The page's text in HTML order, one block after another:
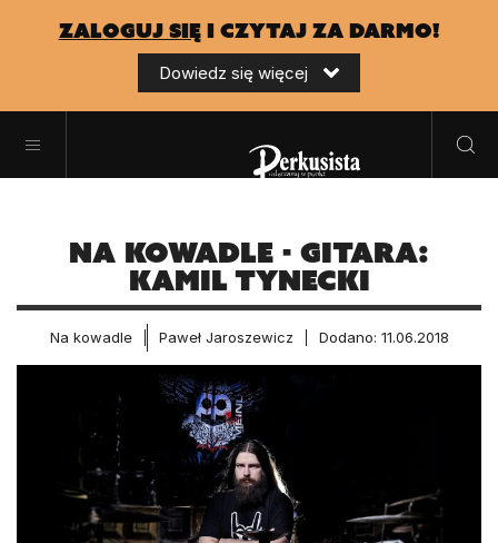
zaloguj sięi czytaj za darmo!
Dowiedz się więcej
Na Kowadle - gitara:
Kamil Tynecki
Na kowadle Paweł Jaroszewicz Dodano: 11.06.2018